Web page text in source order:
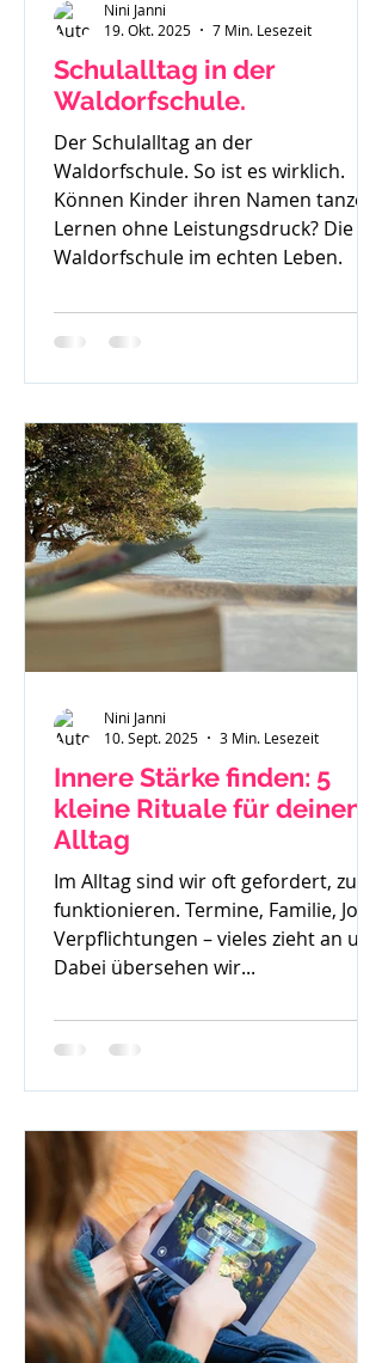
Schulalltag in der
Waldorfschule.
Der Schulalltag an der
Waldorfschule. So ist es wirklich.
Können Kinder ihren Namen tanzen?
Lernen ohne Leistungsdruck? Die
Waldorfschule im echten Leben.
Nini Janni
19. Okt. 2025
7 Min. Lesezeit
Innere Stärke finden: 5
kleine Rituale für deinen
Alltag
Im Alltag sind wir oft gefordert, zu
funktionieren. Termine, Familie, Job,
Verpflichtungen – vieles zieht an uns.
Dabei übersehen wir...
Nini Janni
10. Sept. 2025
3 Min. Lesezeit